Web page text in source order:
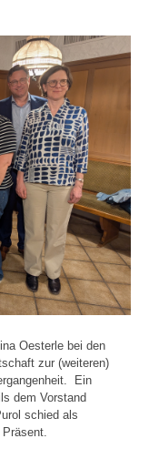
Oesterle bei den
zur (weiteren)
Ein
dem Vorstand
schied als